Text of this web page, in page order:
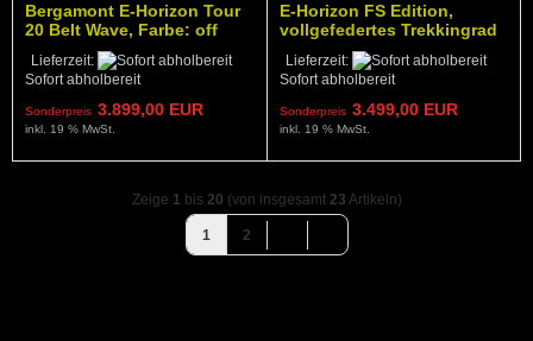
Bergamont E-Horizon Tour
20 Belt Wave, Farbe: off
Lieferzeit:
Sofort abholbereit
Sonderpreis 3.899,00 EUR
inkl. 19 % MwSt.
E-Horizon FS Edition,
vollgefedertes Trekkingrad
Lieferzeit:
Sofort abholbereit
Sonderpreis 3.499,00 EUR
inkl. 19 % MwSt.
Zeige 1 bis 20 (von insgesamt 23 Artikeln)
1 2